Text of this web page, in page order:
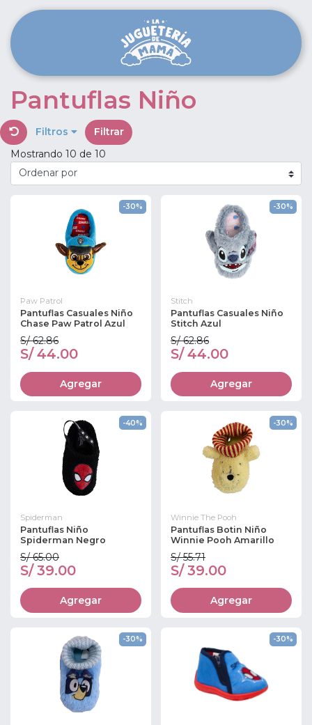
Pantuflas Niño
Filtros
Filtrar
Mostrando 10 de 10
-30%
Paw Patrol
Pantuflas Casuales Niño
Chase Paw Patrol Azul
S/ 62.86
S/ 44.00
Agregar
-30%
Stitch
Pantuflas Casuales Niño
Stitch Azul
S/ 62.86
S/ 44.00
Agregar
-40%
Spiderman
Pantuflas Niño
Spiderman Negro
S/ 65.00
S/ 39.00
Agregar
-30%
Winnie The Pooh
Pantuflas Botin Niño
Winnie Pooh Amarillo
S/ 55.71
S/ 39.00
Agregar
-30% -30%